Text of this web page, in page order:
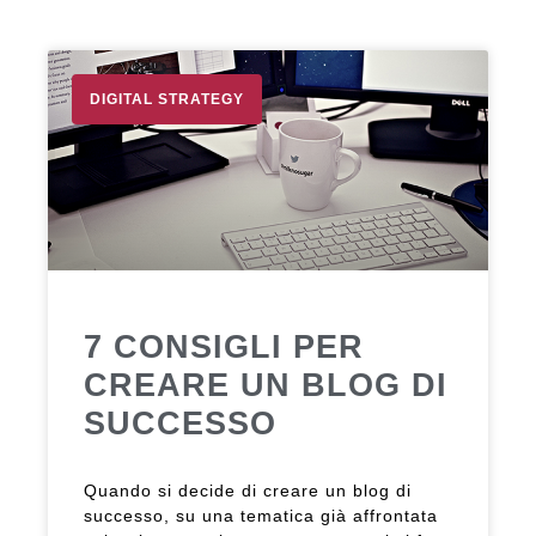
DIGITAL STRATEGY
7 CONSIGLI PER
CREARE UN BLOG DI
SUCCESSO
Quando si decide di creare un blog di
successo, su una tematica già affrontata